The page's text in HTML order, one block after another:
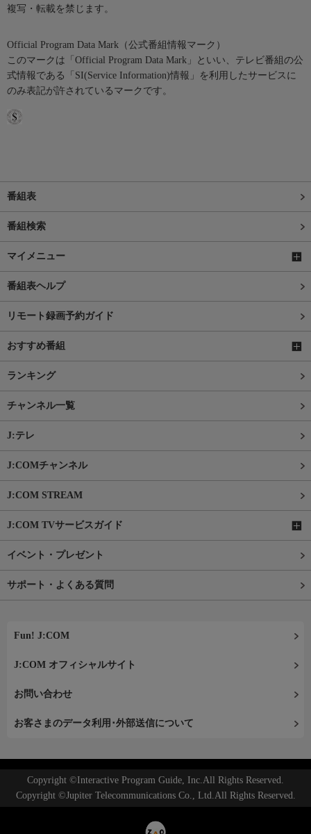
複写・転載を禁じます。
Official Program Data Mark（公式番組情報マーク）
このマークは「Official Program Data Mark」といい、テレビ番組の公
式情報である「SI(Service Information)情報」を利用したサービスに
のみ表記が許されているマークです。
番組表
番組検索
マイメニュー
番組表ヘルプ
リモート録画予約ガイド
おすすめ番組
ランキング
チャンネル一覧
J:テレ
J:COMチャンネル
J:COM STREAM
J:COM TVサービスガイド
イベント・プレゼント
サポート・よくある質問
Fun! J:COM
J:COM オフィシャルサイト
お問い合わせ
お客さまのデータ利用･外部送信について
Copyright ©Interactive Program Guide, Inc.All Rights Reserved.
Copyright ©Jupiter Telecommunications Co., Ltd.All Rights Reserved.